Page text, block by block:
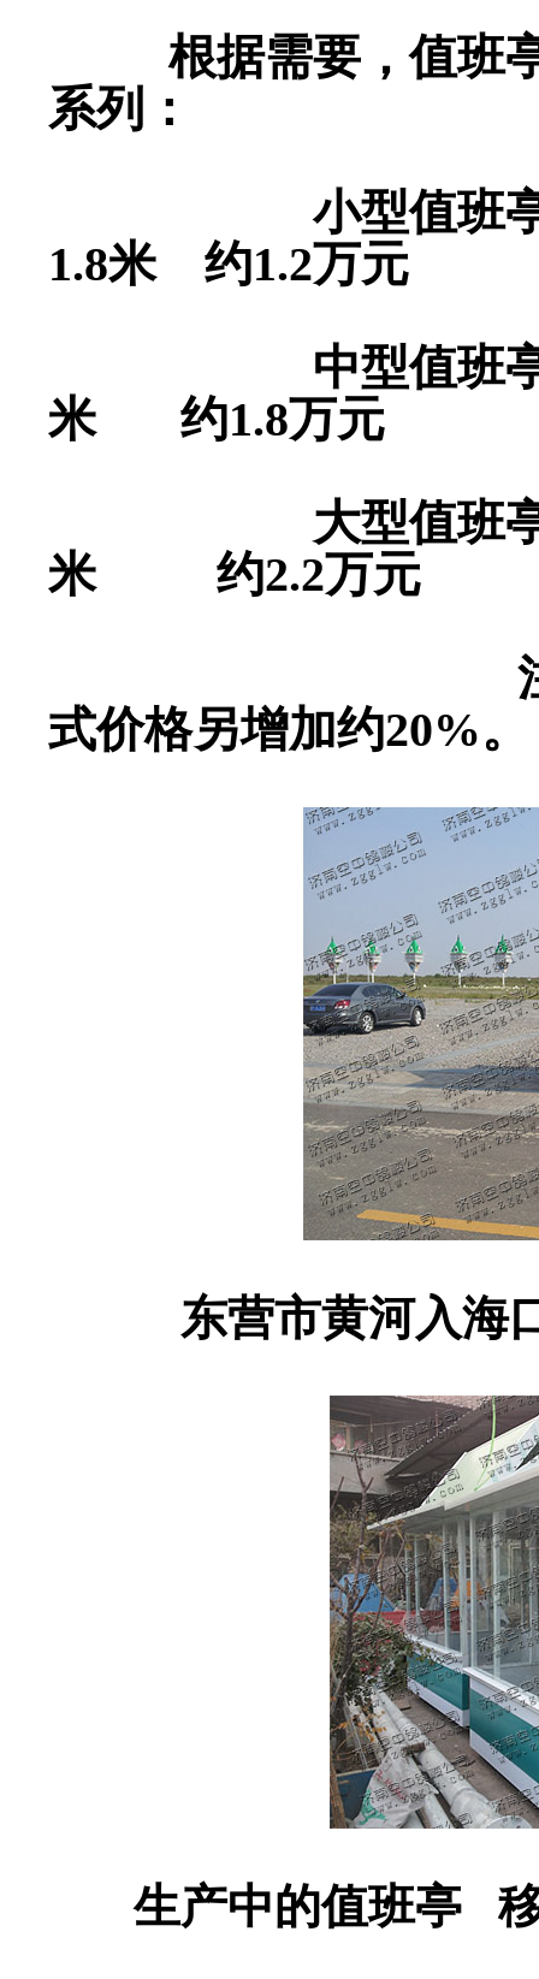
根据需要，值班亭
系列：
小型值班亭内部
1.8米 约1.2万元
中型值班亭内部
米 约1.8万元
大型值班亭内部
米 约2.2万元
注：以上为
式价格另增加约20%。
东营市黄河入海
生产中的值班亭